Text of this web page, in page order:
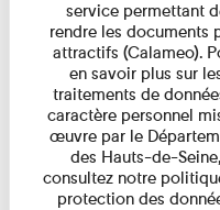
service permettant
rendre les documents
attractifs (Calameo).
en savoir plus sur
traitements de
caractère personnel
œuvre par le
des Hauts-de-Seine,
consultez notre
protection des